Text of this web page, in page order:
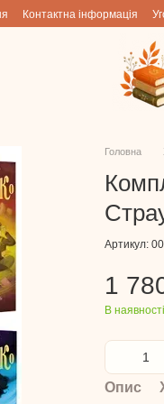
Контактна інформація
Головна
Артикул:
1
В наявності
Опис